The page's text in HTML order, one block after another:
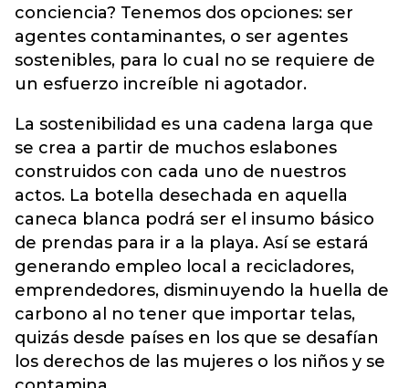
conciencia? Tenemos dos opciones: ser
agentes contaminantes, o ser agentes
sostenibles, para lo cual no se requiere de
un esfuerzo increíble ni agotador.
La sostenibilidad es una cadena larga que
se crea a partir de muchos eslabones
construidos con cada uno de nuestros
actos. La botella desechada en aquella
caneca blanca podrá ser el insumo básico
de prendas para ir a la playa. Así se estará
generando empleo local a recicladores,
emprendedores, disminuyendo la huella de
carbono al no tener que importar telas,
quizás desde países en los que se desafían
los derechos de las mujeres o los niños y se